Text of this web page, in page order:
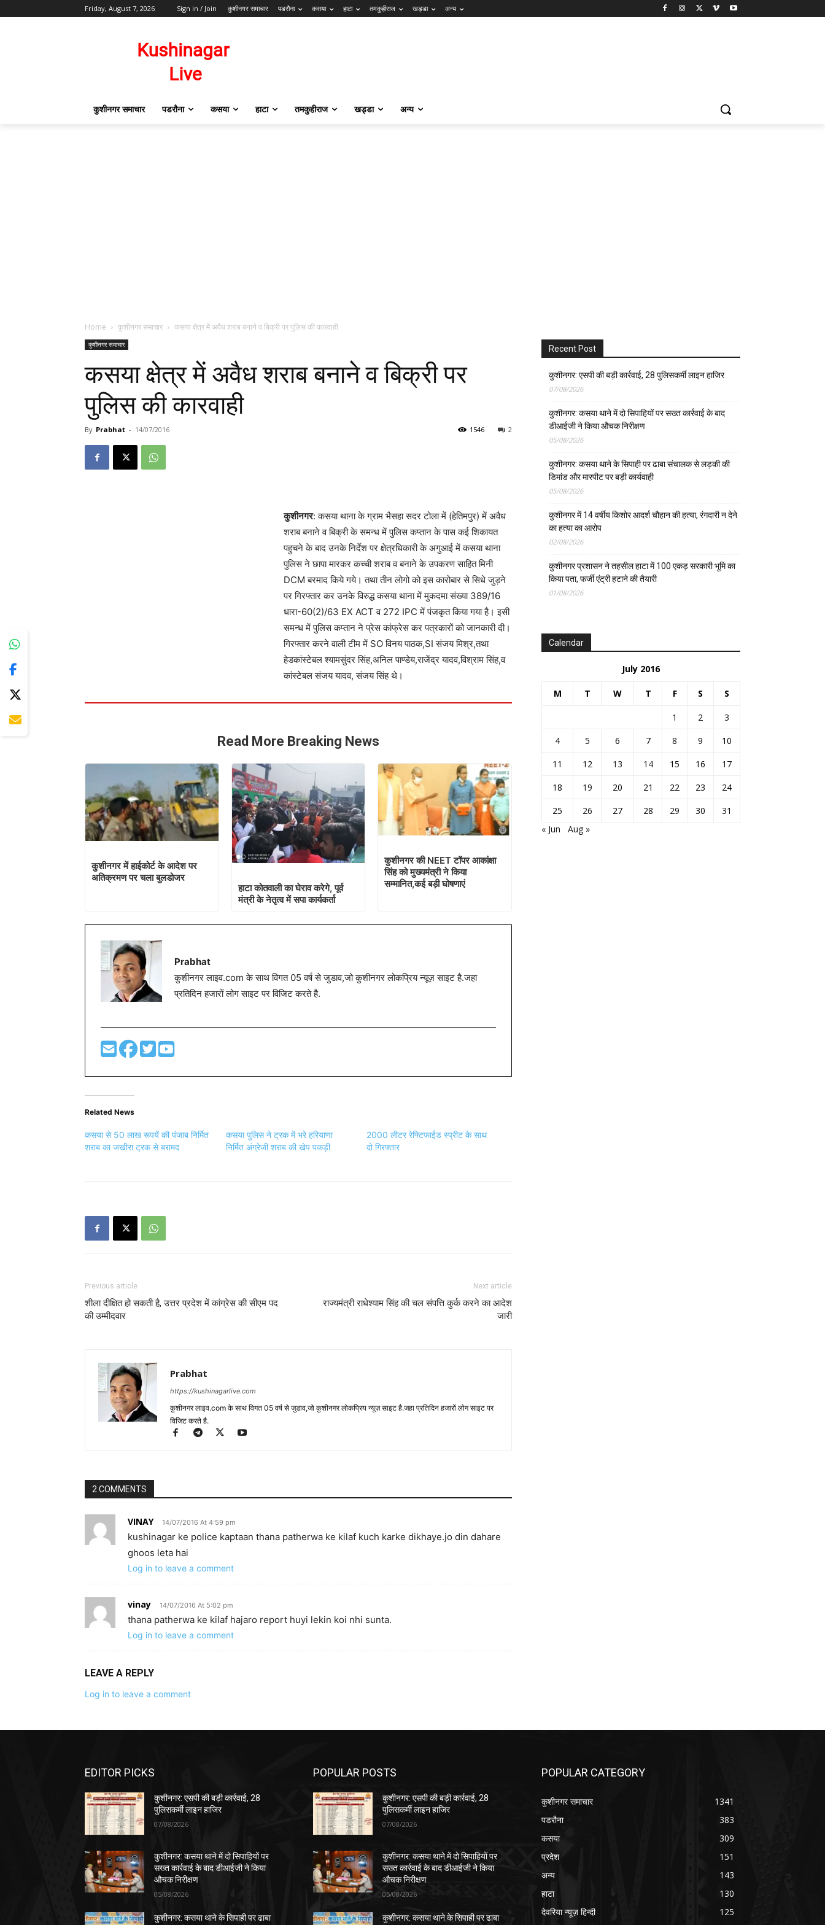
Friday, August 7, 2026 Sign in / Join कुशीनगर समाचार पडरौना कसया हाटा तमकुहीराज खड्डा अन्य
कुशीनगर समाचार पडरौना कसया हाटा तमकुहीराज खड्डा अन्य
Home कुशीनगर समाचार कसया क्षेत्र में अवैध शराब बनाने व बिक्री पर पुलिस की कारवाही
कुशीनगर समाचार
कसया क्षेत्र में अवैध शराब बनाने व बिक्री पर
पुलिस की कारवाही
By Prabhat - 14/07/2016 2
1546
कुशीनगर: कसया थाना के ग्राम भैसहा सदर टोला में (हेतिमपुर) में अवैध
शराब बनाने व बिक्री के समन्ध में पुलिस कप्तान के पास कई शिकायत
पहुचने के बाद उनके निर्देश पर क्षेत्रधिकारी के अगुआई में कसया थाना पुलिस ने छापा मारकर कच्ची शराब व बनाने के उपकरण साहित
मिनी DCM बरमाद किये गये। तथा तीन लोगो को इस कारोबार से सिधे जुड़ने पर गिरफ्तार कर उनके विरुद्ध कसया थाना में मुकदमा संख्या
389/16 धारा-60(2)/63 EX ACT व 272 IPC में पंजकृत किया गया है। इसी समन्ध में पुलिस कप्तान ने प्रेस कांफ्रेस कर
पत्रकारों को जानकारी दी।गिरफ्तार करने वाली टीम में SO विनय पाठक,SI संजय मिश्र,तथा हेडकांस्टेबल श्यामसुंदर सिंह,अनिल
पाण्डेय,राजेंद्र यादव,विश्राम सिंह,व कांस्टेबल संजय यादव, संजय सिंह थे।
Read More Breaking News
कुशीनगर में हाईकोर्ट के आदेश पर
अतिक्रमण पर चला बुलडोजर
हाटा कोतवाली का घेराव करेगे, पूर्व
मंत्री के नेतृत्व में सपा कार्यकर्ता
कुशीनगर की NEET टॉपर आकांक्षा
सिंह को मुख्यमंत्री ने किया
सम्मानित,कई बड़ी घोषणाएं
Related News
Previous article
शीला दीक्षित हो सकती है, उत्तर प्रदेश में कांग्रेस की सीएम पद
Prabhat
ghoos leta hai
vinay 14/07/2016 At 5:02 pm
thana patherwa ke kilaf hajaro report huyi lekin koi nhi sunta.
Log in to leave a comment
LEAVE A REPLY
Log in to leave a comment
Recent Post
कुशीनगर: एसपी की बड़ी कार्रवाई, 28 पुलिसकर्मी लाइन हाजिर
07/08/2026
कुशीनगर: कसया थाने में दो सिपाहियों पर सख्त कार्रवाई के बाद
डीआईजी ने किया औचक निरीक्षण
05/08/2026
कुशीनगर: कसया थाने के सिपाही पर ढाबा संचालक से लड़की की
डिमांड और मारपीट पर बड़ी कार्यवाही
05/08/2026
कुशीनगर में 14 वर्षीय किशोर आदर्श चौहान की हत्या, रंगदारी न देने
का हत्या का आरोप
02/08/2026
कुशीनगर प्रशासन ने तहसील हाटा में 100 एकड़ सरकारी भूमि का
किया पता, फर्जी एंट्री हटाने की तैयारी
01/08/2026
Calendar
July 2016
M T W T F S S
1 2
3
4
5 6 7 8 9
10
11
12 13 14 15 16
17
18
19 20 21 22 23
24
25
26 27 28 29 30
31
« Jun
Aug »
कुशीनगर: कसया थाने में दो सिपाहियों पर
सख्त कार्रवाई के बाद डीआईजी ने किया
औचक निरीक्षण
05/08/2026
कुशीनगर: कसया थाने के सिपाही पर ढाबा
संचालक से लड़की की डिमांड और मारपीट पर
बड़ी कार्यवाही
05/08/2026
कुशीनगर: कसया थाने में दो सिपाहियों पर
सख्त कार्रवाई के बाद डीआईजी ने किया
औचक निरीक्षण
05/08/2026
कुशीनगर: कसया थाने के सिपाही पर ढाबा
संचालक से लड़की की डिमांड और मारपीट पर
बड़ी कार्यवाही
05/08/2026
कसया